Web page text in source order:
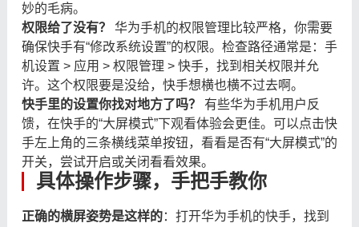
妙的毛病。
权限给了没有？
​ 华为手机的权限管理比较严格，你需要
确保快手有“修改系统设置”的权限。检查路径通常是：手
机设置 > 应用 > 权限管理 > 快手，找到相关权限并允
许。这个权限要是没给，快手想横也横不过去啊。
快手里的设置你找对地方了吗？
​ 有些华为手机用户反
馈，在快手的“大屏模式”下观看体验会更佳。可以点击快
手左上角的三条横线菜单按钮，看看是否有“大屏模式”的
开关，尝试开启或关闭看看效果。
具体操作步骤，手把手教你
正确的横屏姿势是这样的：打开华为手机的快手，找到